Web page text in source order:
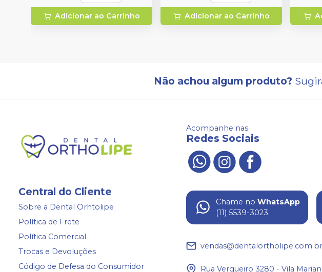
Adicionar ao Carrinho Adicionar ao Carrinho
Não achou algum produto?
Central do Cliente
Sobre a Dental Orhtolipe
Política de Frete
Política Comercial
Trocas e Devoluções
Código de Defesa do Consumidor
Acompanhe nas
Redes Sociais
Chame no WhatsApp
(11) 5539-3023
vendas@dentalortholipe.com.br
Rua Vergueiro 3280 - Vila